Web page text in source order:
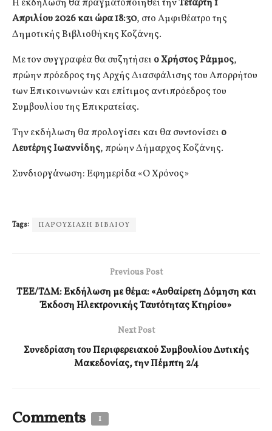
Η εκδήλωση θα πραγματοποιηθεί τηνΤετάρτη 1
Απριλίου 2026 και ώρα 18:30, στο Αμφιθέατρο της
Δημοτικής Βιβλιοθήκης Κοζάνης.
Με τον συγγραφέα θα συζητήσει ο Χρήστος Ράμμος,
πρώην πρόεδρος της Αρχής Διασφάλισης του Απορρήτου
των Επικοινωνιών και επίτιμος αντιπρόεδρος του
Συμβουλίου της Επικρατείας.
Την εκδήλωση θα προλογίσει και θα συντονίσει ο
Λευτέρης Ιωαννίδης, πρώην Δήμαρχος Κοζάνης.
Συνδιοργάνωση: Εφημερίδα «Ο Χρόνος»
Tags: ΠΑΡΟΥΣΙΑΣΗ ΒΙΒΛΙΟΥ
Previous Post
ΤΕΕ/ΤΔΜ: Εκδήλωση με θέμα: «Αυθαίρετη Δόμηση και
Έκδοση Ηλεκτρονικής Ταυτότητας Κτηρίου»
Next Post
Συνεδρίαση του Περιφερειακού Συμβουλίου Δυτικής
Μακεδονίας, την Πέμπτη 2/4
Comments 1